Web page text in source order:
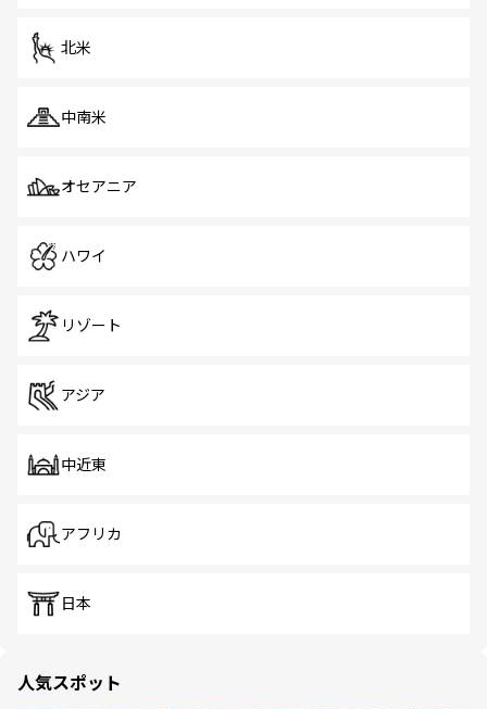
北米
中南米
オセアニア
ハワイ
リゾート
アジア
中近東
アフリカ
日本
人気スポット